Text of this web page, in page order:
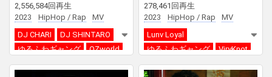
2,556,584回再生
2023
HipHop / Rap
MV
DJ CHARI
DJ SHINTARO
ゆるふわギャング
OZworld
Masayoshi Iimori
278,461回再生
2023
HipHop / Rap
MV
Lunv Loyal
ゆるふわギャング
ViryKnot
BERABOW